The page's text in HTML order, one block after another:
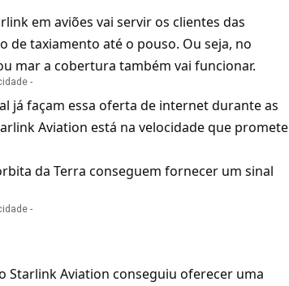
em aviões vai servir os clientes das
de taxiamento até o pouso. Ou seja, no
mar a cobertura também vai funcionar.
-
já façam essa oferta de internet durante as
Aviation está na velocidade que promete
da Terra conseguem fornecer um sinal
-
Starlink Aviation conseguiu oferecer uma